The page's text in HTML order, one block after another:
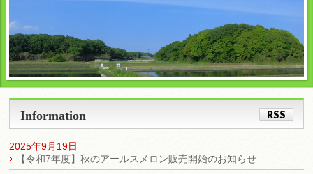
Information RSS
2025年9月19日
【令和7年度】秋のアールスメロン販売開始のお知らせ